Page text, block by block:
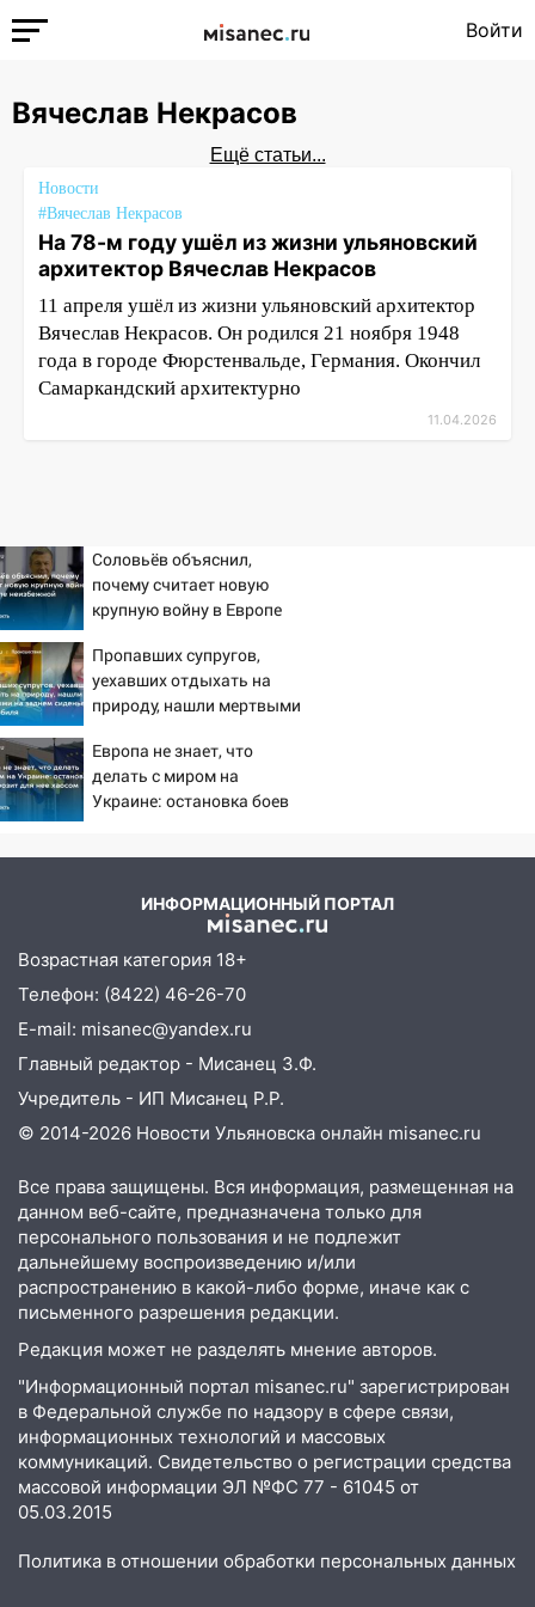
Войти
Вячеслав Некрасов
Ещё статьи...
Новости
#Вячеслав Некрасов
На 78-м году ушёл из жизни ульяновский
архитектор Вячеслав Некрасов
11 апреля ушёл из жизни ульяновский архитектор
Вячеслав Некрасов. Он родился 21 ноября 1948
года в городе Фюрстенвальде, Германия. Окончил
Самаркандский архитектурно
11.04.2026
Соловьёв объяснил,
почему считает новую
крупную войну в Европе
Пропавших супругов,
уехавших отдыхать на
природу, нашли мертвыми
автомобиля
Европа не знает, что
делать с миром на
Украине: остановка боев
ИНФОРМАЦИОННЫЙ ПОРТАЛ
Возрастная категория 18+
Телефон: (8422) 46-26-70
E-mail: misanec@yandex.ru
Главный редактор - Мисанец З.Ф.
Учредитель - ИП Мисанец Р.Р.
© 2014-2026 Новости Ульяновска онлайн misanec.ru
Все права защищены. Вся информация, размещенная на
данном веб-сайте, предназначена только для
персонального пользования и не подлежит
дальнейшему воспроизведению и/или
распространению в какой-либо форме, иначе как с
письменного разрешения редакции.
Редакция может не разделять мнение авторов.
"Информационный портал misanec.ru" зарегистрирован
в Федеральной службе по надзору в сфере связи,
информационных технологий и массовых
коммуникаций. Свидетельство о регистрации средства
массовой информации ЭЛ №ФС 77 - 61045 от
05.03.2015
Политика в отношении обработки персональных данных